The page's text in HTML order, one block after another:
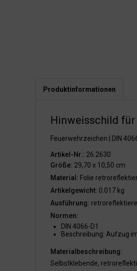
Produktinformationen
Hinweisschild für
Feuerwehrzeichen | DIN
Artikel-Nr.: 26.2630
Größe: 29,70 x 10,50 cm
Material: Folie
Artikelgewicht: 0.017 kg
Ausführung:
Normen:
DIN 4066-D1
Beschreibung: Aufzug
Materialbeschreibung:
Selbstklebende,